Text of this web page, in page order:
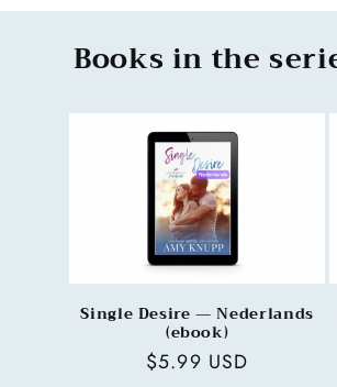
Books in the
Single Desire — Nederlands
(ebook)
Regular
$5.99 USD